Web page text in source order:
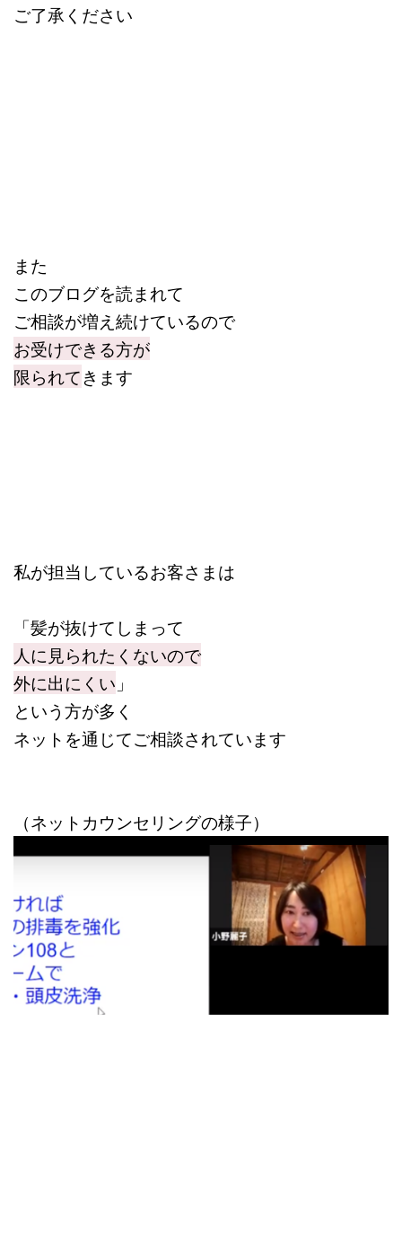
ご了承ください
また
このブログを読まれて
ご相談が増え続けているので
お受けできる方が
限られてきます
私が担当しているお客さまは
「髪が抜けてしまって
人に見られたくないので
外に出にくい 」
という方が多く
ネットを通じてご相談されています
（ネットカウンセリングの様子）